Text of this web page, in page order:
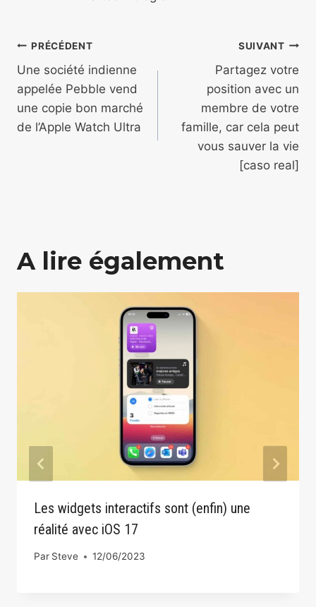
Navigation
de
l’article
PRÉCÉDENT
Une société indienne
appelée Pebble vend
une copie bon marché
de l’Apple Watch Ultra
SUIVANT
Partagez votre
position avec un
membre de votre
famille, car cela peut
vous sauver la vie
[caso real]
A lire également
Les widgets interactifs sont (enfin) une
réalité avec iOS 17
Par Steve 12/06/2023